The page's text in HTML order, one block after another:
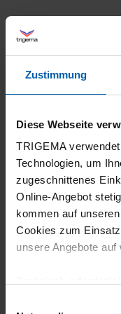
Zustimmung
Diese Webseite
TRIGEMA
Technologien, um
zugeschnittenes
Online-Angebot
kommen auf
Cookies zum
unsere Angebote
T-Shirt DELUXE
from 31,90 €